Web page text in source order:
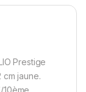
Prestige
jaune.